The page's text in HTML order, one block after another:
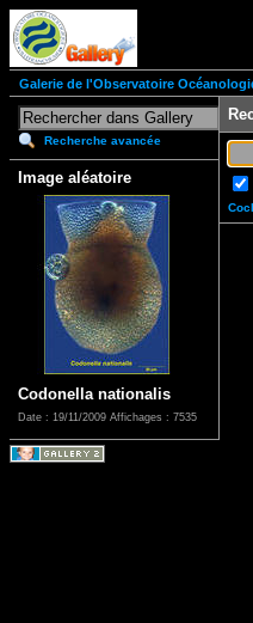
Galerie de l'Observatoire
Recherche avancée
Image aléatoire
Codonella nationalis
Date : 19/11/2009 Affichages : 7535